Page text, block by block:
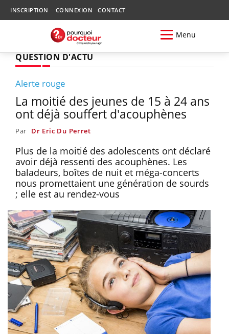
INSCRIPTION CONNEXION CONTACT
Menu
QUESTION D'ACTU
Alerte rouge
La moitié des jeunes de 15 à 24 ans
ont déjà souffert d'acouphènes
Par Dr Eric Du Perret
Plus de la moitié des adolescents ont déclaré
avoir déjà ressenti des acouphènes. Les
baladeurs, boîtes de nuit et méga-concerts
nous promettaient une génération de sourds
; elle est au rendez-vous